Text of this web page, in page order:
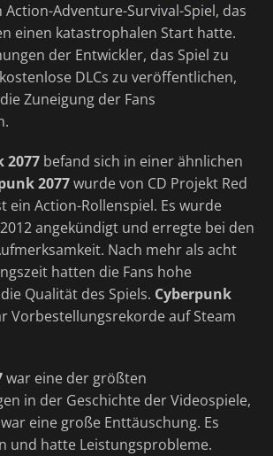
Action-Adventure-Survival-Spiel, das
einen katastrophalen Start hatte.
der Entwickler, das Spiel zu
DLCs zu veröffentlichen,
Zuneigung der Fans
2077 befand sich in einer ähnlichen
2077wurde von CD Projekt Red
ein Action-Rollenspiel. Es wurde
angekündigt und erregte bei den
Nach mehr als acht
hatten die Fans hohe
Qualität des Spiels. Cyberpunk
Vorbestellungsrekorde auf Steam
war eine der größten
in der Geschichte der Videospiele,
eine große Enttäuschung. Es
und hatte Leistungsprobleme.